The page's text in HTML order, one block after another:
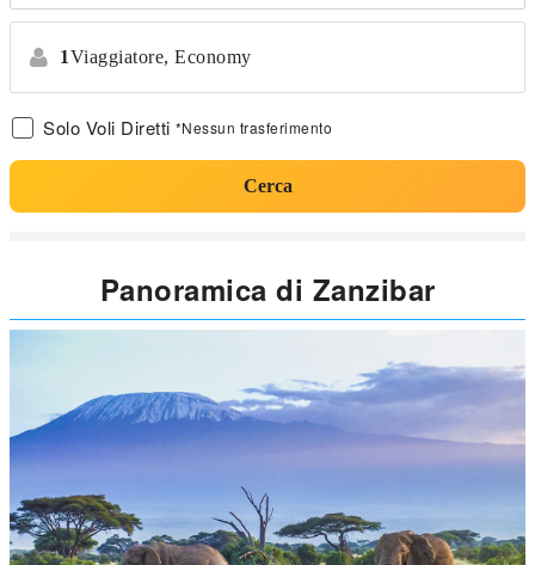
1Viaggiatore, Economy
Solo Voli Diretti *Nessun trasferimento
Cerca
Panoramica di Zanzibar